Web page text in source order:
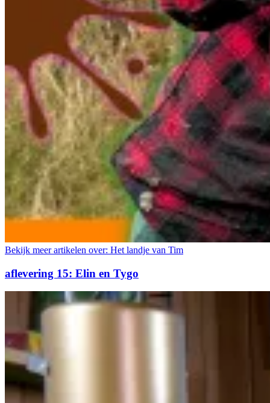
Bekijk meer artikelen over: Het landje van Tim
aflevering 15: Elin en Tygo